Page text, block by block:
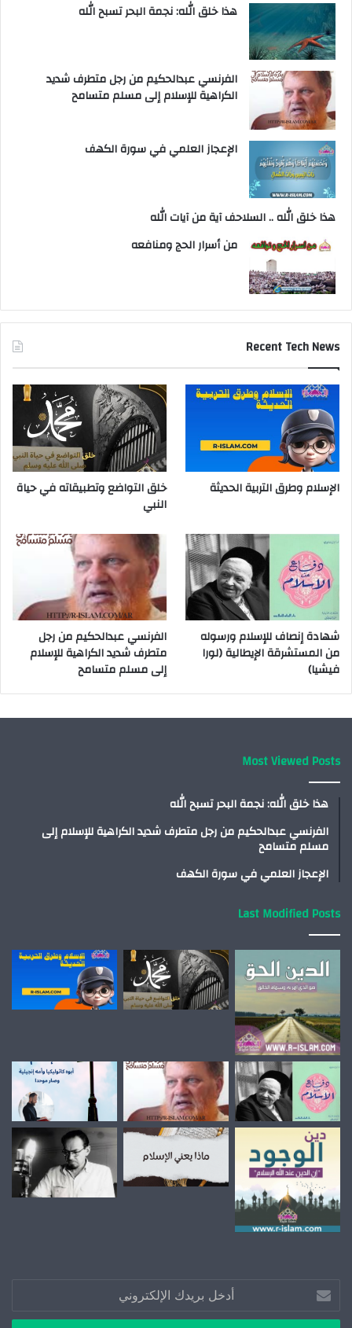
هذا خلق الله: نجمة البحر تسبح الله
الفرنسي عبدالحكيم من رجل متطرف شديد
الكراهية للإسلام إلى مسلم متسامح
الإعجاز العلمي في سورة الكهف
هذا خلق الله .. السلاحف آية من آيات الله
من أسرار الحج ومنافعه
Recent Tech News
الإسلام وطرق التربية الحديثة
خلق التواضع وتطبيقاته في حياة
النبي
شهادة إنصاف للإسلام ورسوله
من المستشرقة الإيطالية (لورا
فيشيا)
الفرنسي عبدالحكيم من رجل
متطرف شديد الكراهية للإسلام
إلى مسلم متسامح
Most Viewed Posts
هذا خلق الله: نجمة البحر تسبح الله
الفرنسي عبدالحكيم من رجل متطرف شديد الكراهية للإسلام إلى
مسلم متسامح
الإعجاز العلمي في سورة الكهف
Last Modified Posts
بريدك
الإلكتروني